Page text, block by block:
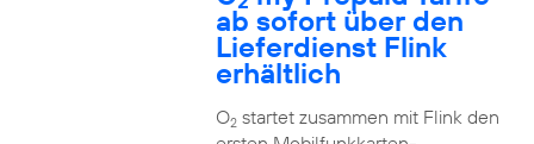
ab sofort über den
Lieferdienst Flink
erhältlich
O2startet zusammen mit Flink den